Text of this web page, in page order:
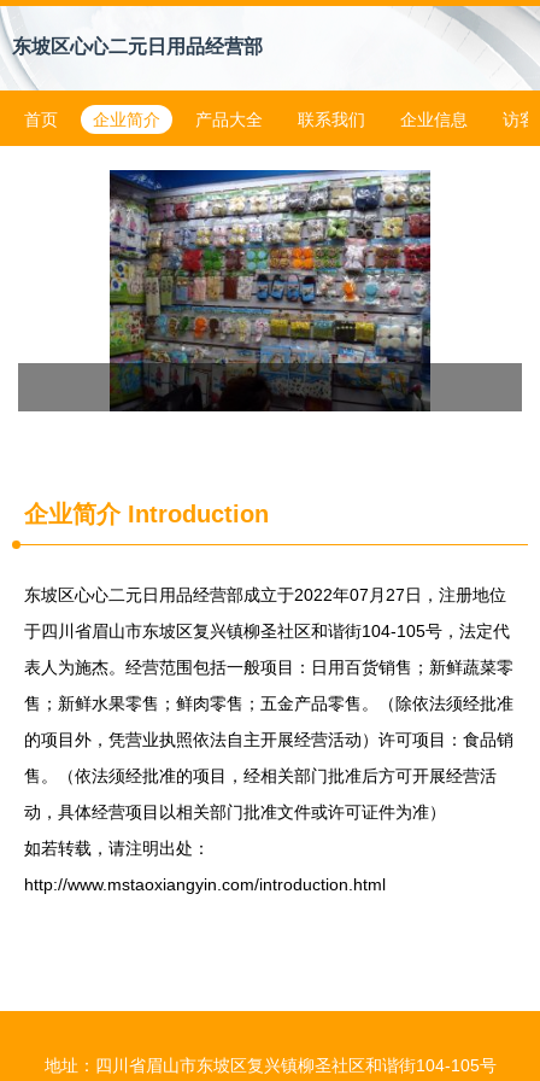
东坡区心心二元日用品经营部
首页 企业简介 产品大全 联系我们 企业信息 访客
企业简介 Introduction
东坡区心心二元日用品经营部成立于2022年07月27日，注册地位
于四川省眉山市东坡区复兴镇柳圣社区和谐街104-105号，法定代
表人为施杰。经营范围包括一般项目：日用百货销售；新鲜蔬菜零
售；新鲜水果零售；鲜肉零售；五金产品零售。（除依法须经批准
的项目外，凭营业执照依法自主开展经营活动）许可项目：食品销
售。（依法须经批准的项目，经相关部门批准后方可开展经营活
动，具体经营项目以相关部门批准文件或许可证件为准）
如若转载，请注明出处：
http://www.mstaoxiangyin.com/introduction.html
地址：四川省眉山市东坡区复兴镇柳圣社区和谐街104-105号